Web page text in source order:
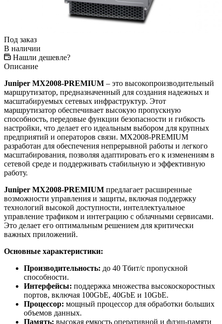
Под заказ
В наличии
Нашли дешевле?
Описание
Juniper MX2008-PREMIUM – это высокопроизводительный
маршрутизатор, предназначенный для создания надежных и
масштабируемых сетевых инфраструктур. Этот
маршрутизатор обеспечивает высокую пропускную
способность, передовые функции безопасности и гибкость
настройки, что делает его идеальным выбором для крупных
предприятий и операторов связи. MX2008-PREMIUM
разработан для обеспечения непрерывной работы и легкого
масштабирования, позволяя адаптировать его к изменениям в
сетевой среде и поддерживать стабильную и эффективную
работу.
Juniper MX2008-PREMIUM предлагает расширенные
возможности управления и защиты, включая поддержку
технологий высокой доступности, интеллектуальное
управление трафиком и интеграцию с облачными сервисами.
Это делает его оптимальным решением для критически
важных приложений.
Основные характеристики:
Производительность: до 40 Тбит/с пропускной
способности.
Интерфейсы: поддержка множества высокоскоростных
портов, включая 100GbE, 40GbE и 10GbE.
Процессор: мощный процессор для обработки больших
объемов данных.
Память: высокая емкость оперативной и флэш-памяти